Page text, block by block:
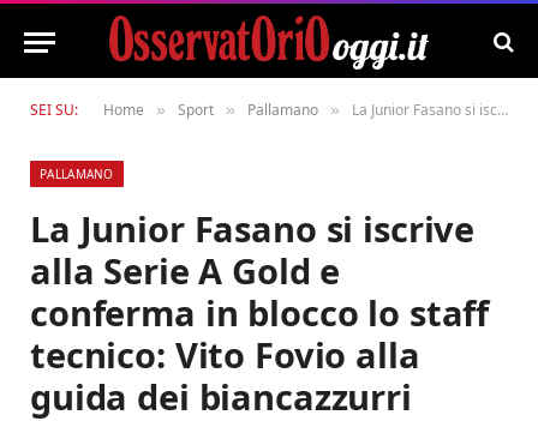
SEI SU: Home » Sport » Pallamano » La Junior Fasano si iscrive alla Serie A Gold e conferma in blocco lo staff tecnico: Vito Fovio alla guida dei biancazzurri
PALLAMANO
La Junior Fasano si iscrive
alla Serie A Gold e
conferma in blocco lo staff
tecnico: Vito Fovio alla
guida dei biancazzurri